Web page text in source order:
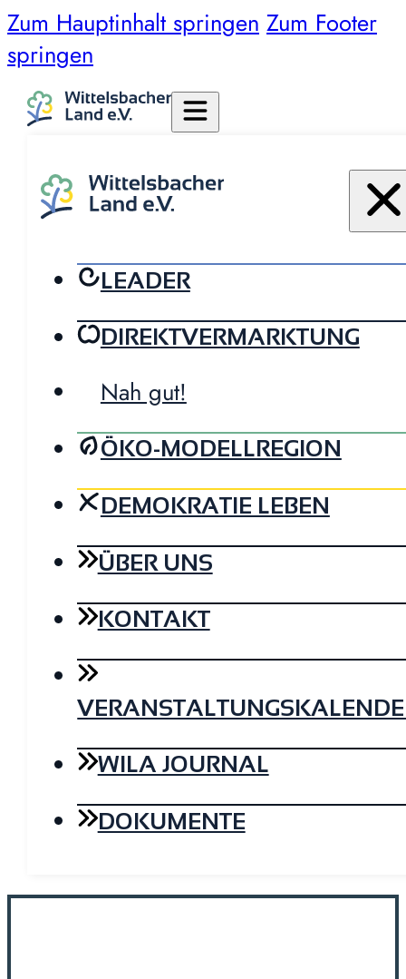
Zum Hauptinhalt springen Zum Footer
springen
LEADER
DIREKTVERMARKTUNG
Nah gut!
ÖKO-MODELLREGION
DEMOKRATIE LEBEN
ÜBER UNS
KONTAKT
WILA JOURNAL
DOKUMENTE